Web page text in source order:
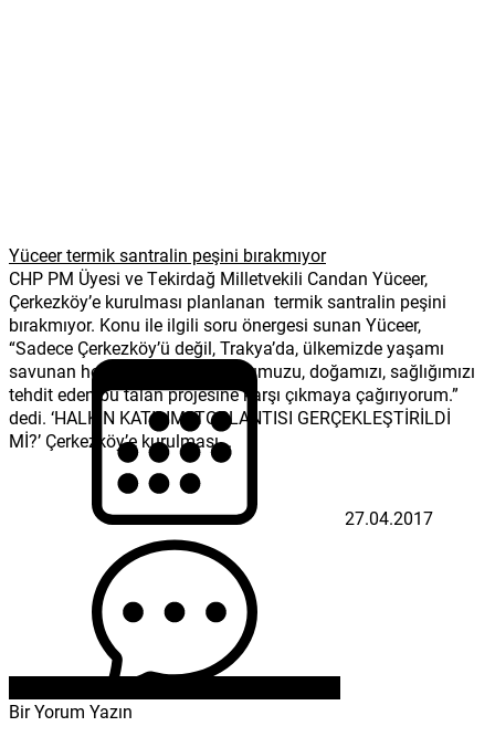
Yüceer termik santralin peşini bırakmıyor
CHP PM Üyesi ve Tekirdağ Milletvekili Candan Yüceer,
Çerkezköy’e kurulması planlanan termik santralin peşini
bırakmıyor. Konu ile ilgili soru önergesi sunan Yüceer,
“Sadece Çerkezköy’ü değil, Trakya’da, ülkemizde yaşamı
savunan herkesi havamızı, suyumuzu, doğamızı, sağlığımızı
tehdit eden bu talan projesine karşı çıkmaya çağırıyorum.”
dedi. ‘HALKIN KATILIMI TOPLANTISI GERÇEKLEŞTİRİLDİ
Mİ?’ Çerkezköy’e kurulması...
27.04.2017
Bir Yorum Yazın